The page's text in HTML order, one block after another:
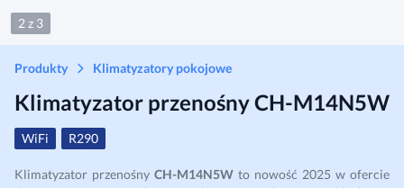
2 z 3
Produkty Klimatyzatory pokojowe
Klimatyzator przenośny CH-M14N5W
WiFi R290
Klimatyzator przenośny CH-M14N5W to nowość 2025 w ofercie